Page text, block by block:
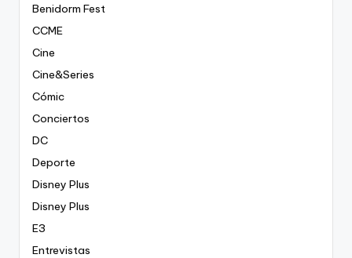
Benidorm Fest
CCME
Cine
Cine&Series
Cómic
Conciertos
DC
Deporte
Disney Plus
Disney Plus
E3
Entrevistas